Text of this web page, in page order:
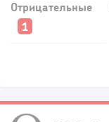
Отрицательные